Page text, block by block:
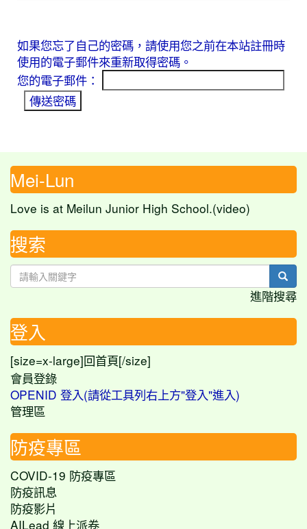
如果您忘了自己的密碼，請使用您之前在本站註冊時
使用的電子郵件來重新取得密碼。
您的電子郵件：
Mei-Lun
Love is at Meilun Junior High School.(video)
搜索
進階搜尋
登入
[size=x-large] 回首頁[/size]
會員登錄
OPENID 登入(請從工具列右上方"登入"進入)
管理區
防疫專區
COVID-19 防疫專區
防疫訊息
防疫影片
AILead 線上派卷